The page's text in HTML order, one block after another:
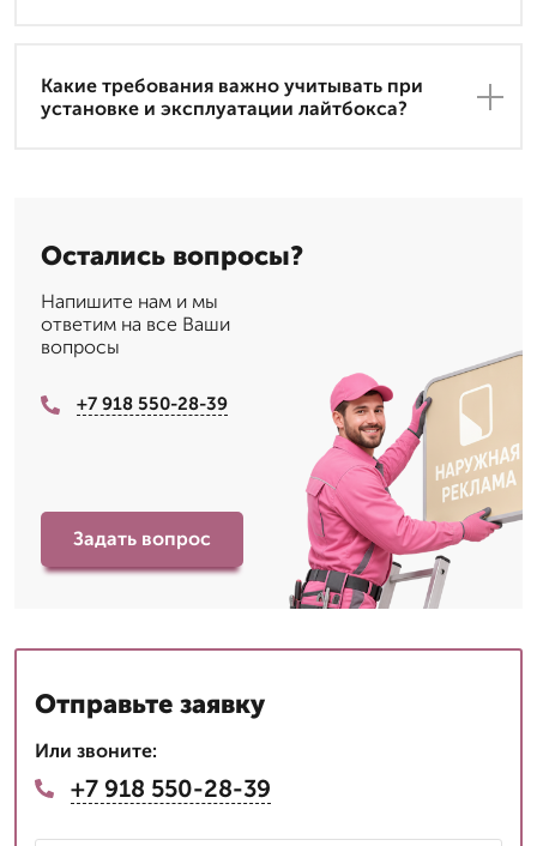
Какие требования важно учитывать при
установке и эксплуатации лайтбокса?
Остались вопросы?
Напишите нам и мы
ответим на все Ваши
вопросы
+7 918 550-28-39
Задать вопрос
Отправьте заявку
Или звоните:
+7 918 550-28-39